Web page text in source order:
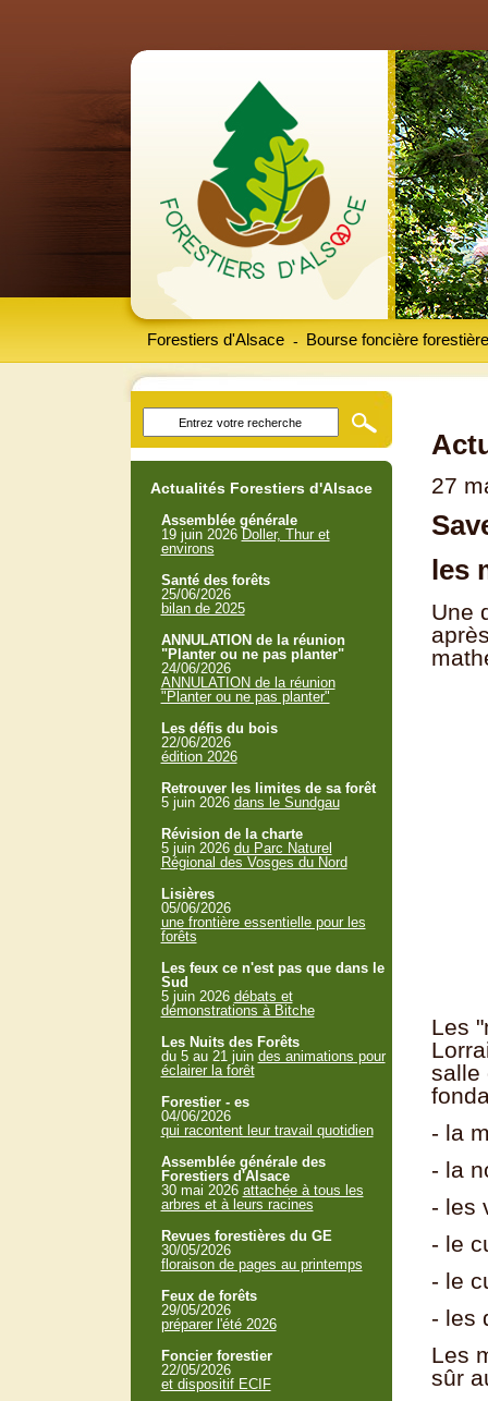
Forestiers d'Alsace Bourse foncière forestière
-
27
les
Une
Les
salle
- la
- la
- les
- le
- le
- les
Les
sûr
Actualités Forestiers d'Alsace
Assemblée générale
19 juin 2026 Doller, Thur et
environs
Santé des forêts
25/06/2026
bilan de 2025
ANNULATION de la réunion
"Planter ou ne pas planter"
24/06/2026
ANNULATION de la réunion
"Planter ou ne pas planter"
Les défis du bois
22/06/2026
édition 2026
Retrouver les limites de sa forêt
5 juin 2026 dans le Sundgau
Révision de la charte
5 juin 2026 du Parc Naturel
Régional des Vosges du Nord
Lisières
05/06/2026
une frontière essentielle pour les
forêts
Les feux ce n'est pas que dans le
Sud
5 juin 2026 débats et
démonstrations à Bitche
Les Nuits des Forêts
du 5 au 21 juin des animations pour
éclairer la forêt
Forestier - es
04/06/2026
qui racontent leur travail quotidien
Assemblée générale des
Forestiers d'Alsace
30 mai 2026 attachée à tous les
arbres et à leurs racines
Revues forestières du GE
30/05/2026
floraison de pages au printemps
Feux de forêts
29/05/2026
préparer l'été 2026
Foncier forestier
22/05/2026
et dispositif ECIF